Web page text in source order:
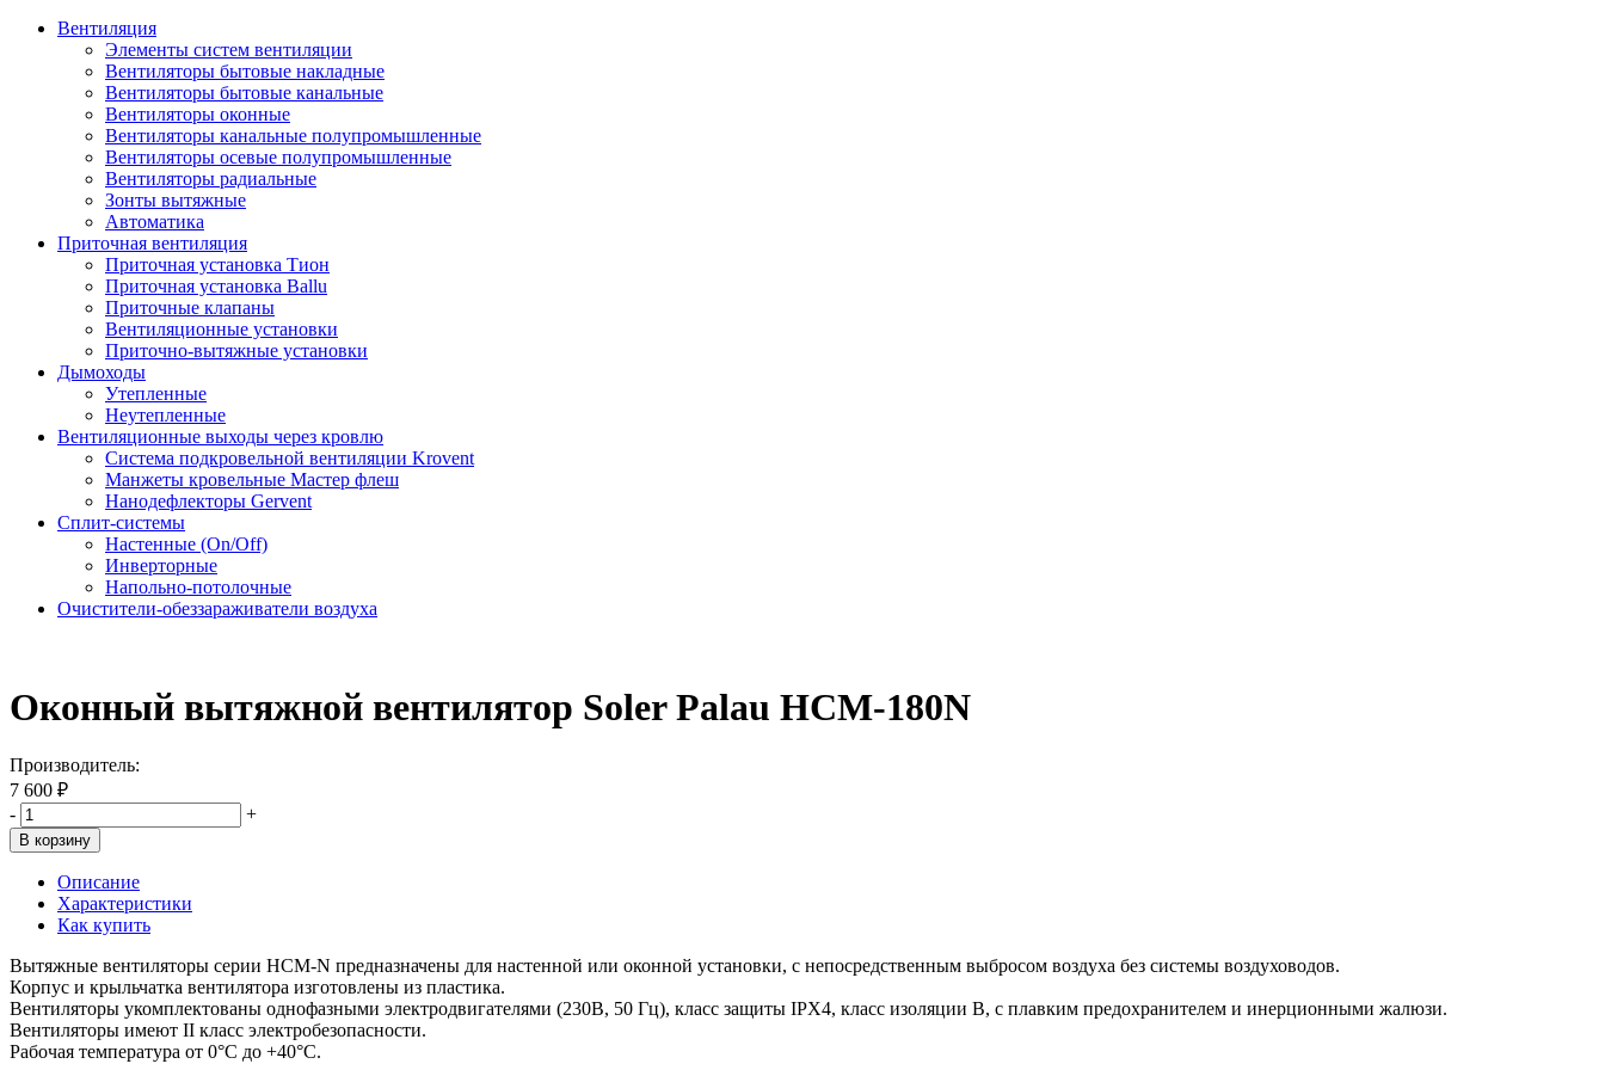
Вентиляция
Элементы систем вентиляции
Вентиляторы бытовые накладные
Вентиляторы бытовые канальные
Вентиляторы оконные
Вентиляторы канальные полупромышленные
Вентиляторы осевые полупромышленные
Вентиляторы радиальные
Зонты вытяжные
Автоматика
Приточная вентиляция
Приточная установка Тион
Приточная установка Ballu
Приточные клапаны
Вентиляционные установки
Приточно-вытяжные установки
Дымоходы
Утепленные
Неутепленные
Вентиляционные выходы через кровлю
Система подкровельной вентиляции Krovent
Манжеты кровельные Мастер флеш
Нанодефлекторы Gervent
Сплит-системы
Настенные (On/Off)
Инверторные
Напольно-потолочные
Очистители-обеззараживатели воздуха
Оконный вытяжной вентилятор Soler Palau HCM-180N
Производитель:
7 600 ₽
-
+
В корзину
Описание
Характеристики
Как купить
Вытяжные вентиляторы серии HCM-N предназначены для настенной или оконной установки, с непосредственным выбросом воздуха без системы воздуховодов.
Корпус и крыльчатка вентилятора изготовлены из пластика.
Вентиляторы укомплектованы однофазными электродвигателями (230В, 50 Гц), класс защиты IPX4, класс изоляции B, с плавким предохранителем и инерционными жалюзи.
Вентиляторы имеют II класс электробезопасности.
Рабочая температура от 0°С до +40°С.